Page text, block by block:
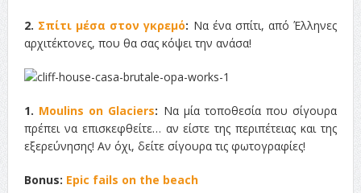
2. Σπίτι μέσα στον γκρεμό: Να ένα σπίτι, από Έλληνες
αρχιτέκτονες, που θα σας κόψει την ανάσα!
1. Moulins on Glaciers: Να μία τοποθεσία που σίγουρα
πρέπει να επισκεφθείτε… αν είστε της περιπέτειας και της
εξερεύνησης! Αν όχι, δείτε σίγουρα τις φωτογραφίες!
Bonus: Epic fails on the beach